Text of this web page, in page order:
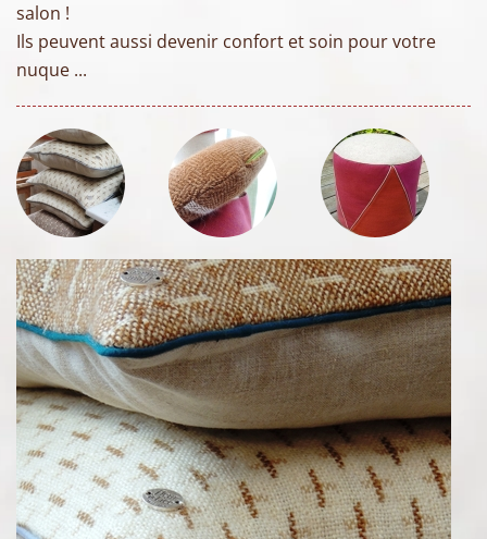
salon !
Ils peuvent aussi devenir confort et soin pour votre
nuque ...